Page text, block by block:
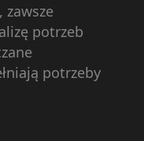
zawsze
potrzeb
potrzeby